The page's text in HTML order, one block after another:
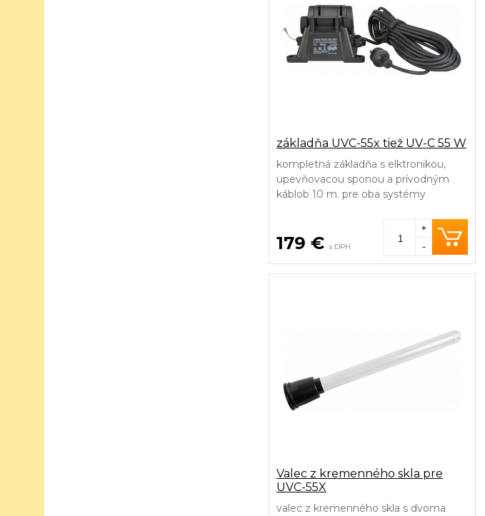
základňa UVC-55x tiež UV-C 55 W
kompletná základňa s elktronikou,
upevňovacou sponou a prívodným
káblob 10 m. pre oba systémy
179 € s DPH
+
-
Valec z kremenného skla pre
UVC-55X
valec z kremenného skla s dvoma